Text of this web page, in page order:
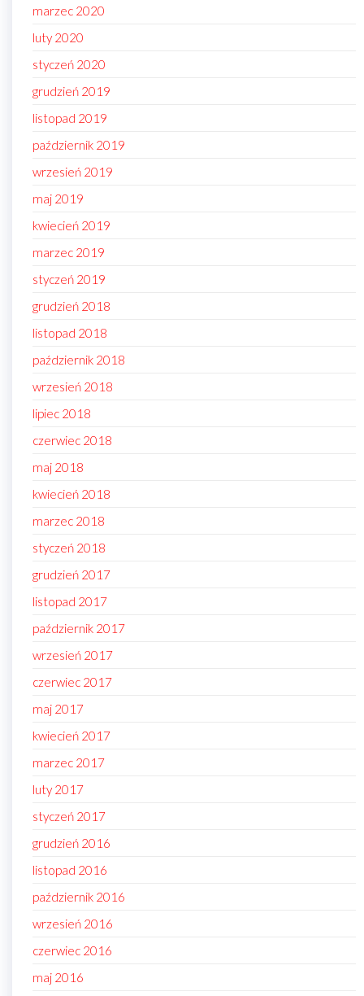
marzec 2020
luty 2020
styczeń 2020
grudzień 2019
listopad 2019
październik 2019
wrzesień 2019
maj 2019
kwiecień 2019
marzec 2019
styczeń 2019
grudzień 2018
listopad 2018
październik 2018
wrzesień 2018
lipiec 2018
czerwiec 2018
maj 2018
kwiecień 2018
marzec 2018
styczeń 2018
grudzień 2017
listopad 2017
październik 2017
wrzesień 2017
czerwiec 2017
maj 2017
kwiecień 2017
marzec 2017
luty 2017
styczeń 2017
grudzień 2016
listopad 2016
październik 2016
wrzesień 2016
czerwiec 2016
maj 2016